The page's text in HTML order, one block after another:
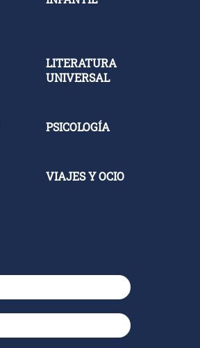
LITERATURA
UNIVERSAL
PSICOLOGÍA
VIAJES Y OCIO